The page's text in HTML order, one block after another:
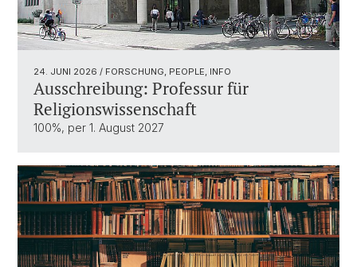
24. JUNI 2026 / FORSCHUNG, PEOPLE, INFO
Ausschreibung: Professur für
Religionswissenschaft
100%, per 1. August 2027